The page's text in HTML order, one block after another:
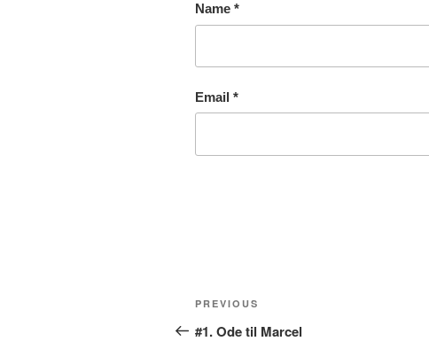
Name *
Email *
Post
navigation
Previous
Post
PREVIOUS
#1. Ode til Marcel